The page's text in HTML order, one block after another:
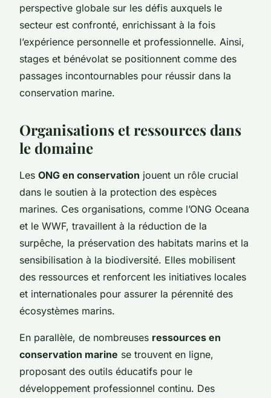
perspective globale sur les défis auxquels le
secteur est confronté, enrichissant à la fois
l’expérience personnelle et professionnelle. Ainsi,
stages et bénévolat se positionnent comme des
passages incontournables pour réussir dans la
conservation marine.
Organisations et ressources dans
le domaine
Les ONG en conservation jouent un rôle crucial
dans le soutien à la protection des espèces
marines. Ces organisations, comme l’ONG Oceana
et le WWF, travaillent à la réduction de la
surpêche, la préservation des habitats marins et la
sensibilisation à la biodiversité. Elles mobilisent
des ressources et renforcent les initiatives locales
et internationales pour assurer la pérennité des
écosystèmes marins.
En parallèle, de nombreuses ressources en
conservation marine se trouvent en ligne,
proposant des outils éducatifs pour le
développement professionnel continu. Des